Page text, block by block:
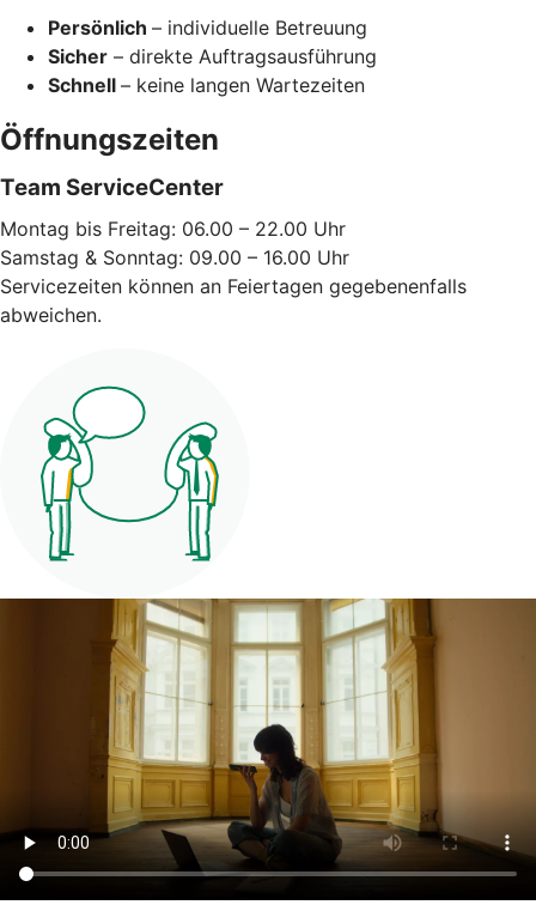
Persönlich – individuelle Betreuung
Sicher – direkte Auftragsausführung
Schnell – keine langen Wartezeiten
Öffnungszeiten
Team ServiceCenter
Montag bis Freitag: 06.00 – 22.00 Uhr
Samstag & Sonntag: 09.00 – 16.00 Uhr
Servicezeiten können an Feiertagen gegebenenfalls
abweichen.